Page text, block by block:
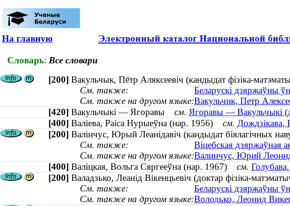
На главную
Словарь: Все словари
[200] Вакульчык, Пётр Аляксеевіч (кандыдат фізіка-
См. также:
Беларускі дзяржаўны
См. также на другом языке:Вакульчик, Петр
[420] Вакульчыкі — Ягоравы см. Ягоравы — Вакульчыкі
[400] Валіева, Раіса Нурыеўна (нар. 1956) см. Дождзікава,
[200] Валінчус, Юрый Леанідавіч (кандыдат біялагічных
См. также:
Віцебская дзяржаўная
См. также на другом языке:Валинчус, Юрий
[400] Валіцкая, Вольга Сяргееўна (нар. 1967) см.
[200] Валадзько, Леанід Вікенцьевіч (доктар фізіка-
См. также:
Беларускі дзяржаўны
См. также на другом языке:Володько, Леонид